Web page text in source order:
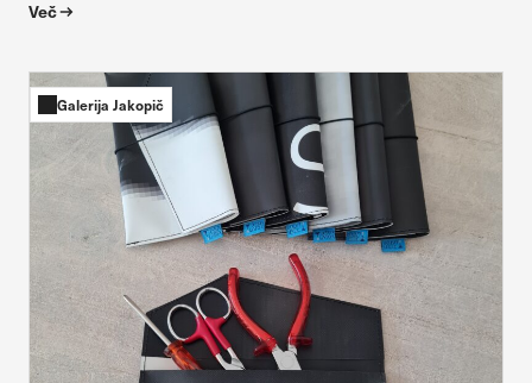
Več
Galerija Jakopič